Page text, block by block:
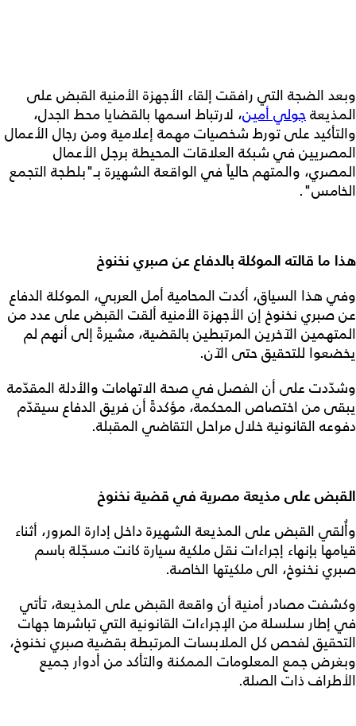
وبعد الضجة التي رافقت إلقاء الأجهزة الأمنية القبض على
المذيعةجولي أمين، لارتباط اسمها بالقضايا محط الجدل،
والتأكيد على تورط شخصيات مهمة إعلامية ومن رجال الأعمال
المصريين في شبكة العلاقات المحيطة برجل الأعمال
المصري، والمتهم حالياً في الواقعة الشهيرة بـ"بلطجة التجمع
الخامس".
هذا ما قالته الموكلة بالدفاع عن صبري نخنوخ
وفي هذا السياق، أكدت المحامية أمل العربي، الموكلة الدفاع
عن صبري نخنوخ إن الأجهزة الأمنية ألقت القبض على عدد من
المتهمين الآخرين المرتبطين بالقضية، مشيرةً إلى أنهم لم
يخضعوا للتحقيق حتى الآن.
وشدّدت على أن الفصل في صحة الاتهامات والأدلة المقدّمة
يبقى من اختصاص المحكمة، مؤكدةً أن فريق الدفاع سيقدّم
دفوعه القانونية خلال مراحل التقاضي المقبلة.
القبض على مذيعة مصرية في قضية نخنوخ
وأُلقي القبض على المذيعة الشهيرة داخل إدارة المرور، أثناء
قيامها بإنهاء إجراءات نقل ملكية سيارة كانت مسجّلة باسم
صبري نخنوخ، الى ملكيتها الخاصة.
وكشفت مصادر أمنية أن واقعة القبض على المذيعة، تأتي
في إطار سلسلة من الإجراءات القانونية التي تباشرها جهات
التحقيق لفحص كل الملابسات المرتبطة بقضية صبري نخنوخ،
وبغرض جمع المعلومات الممكنة والتأكد من أدوار جميع
الأطراف ذات الصلة.